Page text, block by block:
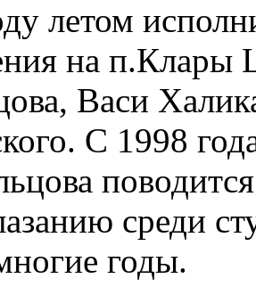
летом
на
Васи
С 1998
среди
годы.